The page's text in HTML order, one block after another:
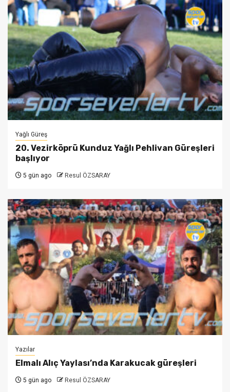
Yağlı Güreş
20. Vezirköprü Kunduz Yağlı Pehlivan Güreşleri
başlıyor
5 gün ago Resul ÖZSARAY
Yazılar
Elmalı Alıç Yaylası’nda Karakucak güreşleri
5 gün ago Resul ÖZSARAY